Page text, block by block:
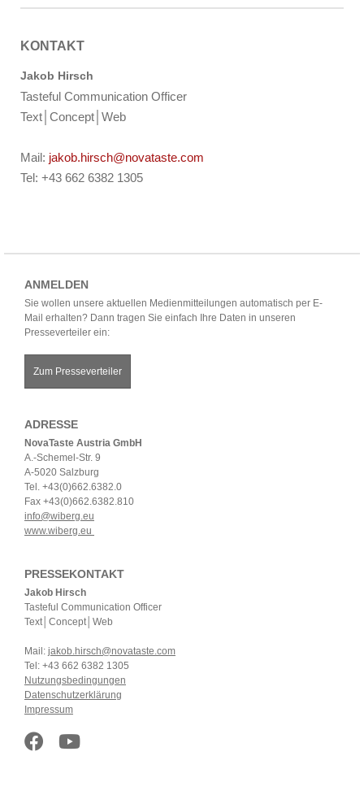
KONTAKT
Jakob Hirsch
Tasteful Communication Officer
Text│Concept│Web
Mail: jakob.hirsch@novataste.com
Tel: +43 662 6382 1305
ANMELDEN
Sie wollen unsere aktuellen Medienmitteilungen automatisch per E-
Mail erhalten? Dann tragen Sie einfach Ihre Daten in unseren
Presseverteiler ein:
Zum Presseverteiler
ADRESSE
NovaTaste Austria GmbH
A.-Schemel-Str. 9
A-5020 Salzburg
Tel. +43(0)662.6382.0
Fax +43(0)662.6382.810
info@wiberg.eu
www.wiberg.eu
PRESSEKONTAKT
Jakob Hirsch
Tasteful Communication Officer
Text│Concept│Web
Mail: jakob.hirsch@novataste.com
Tel: +43 662 6382 1305
Nutzungsbedingungen
Datenschutzerklärung
Impressum